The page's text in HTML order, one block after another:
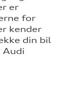
er
for
kender
din bil
Audi